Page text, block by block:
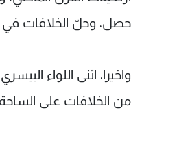
حصل، وحلّ الخلافات في
واخيرا، اثنى اللواء
من الخلافات على